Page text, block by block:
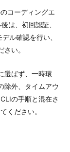
コーディングエ
は、初回認証、
ル確認を行い、
い。
選ばず、一時環
除外、タイムアウ
の手順と混在さ
ください。